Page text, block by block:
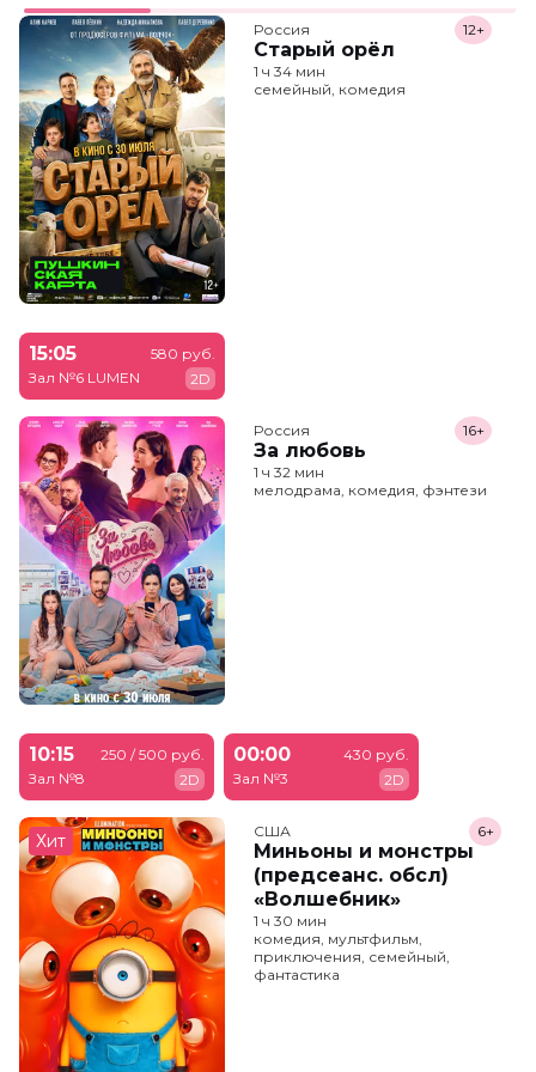
Россия
Старый орёл
12+
1 ч 34 мин
семейный, комедия
15:05
Зал №6 LUMEN
580 руб.
2D
Россия
За любовь
16+
1 ч 32 мин
мелодрама, комедия, фэнтези
10:15
Зал №8
250 / 500 руб.
2D
00:00
Зал №3
430 руб.
2D
Хит США
Миньоны и монстры
(предсеанс. обсл)
«Волшебник»
6+
1 ч 30 мин
комедия, мультфильм,
приключения, семейный,
фантастика